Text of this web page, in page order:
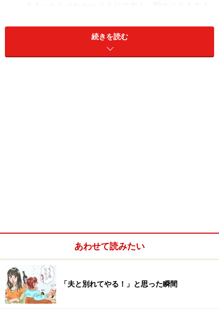
私のパートの収入は、家計の口座から別の口座に移
通帳、印鑑は私が管理し、暗証番号も
ら、通帳を全部見せようかな。（20代 自営業・自
夫がまともな頃の稼ぎから
した。（40代 パート・アルバイト）
家のお金は全部私が握っています。 勝手におろせな
続きを読む
あわせて読みたい
「夫と別れてやる！」と思った瞬間